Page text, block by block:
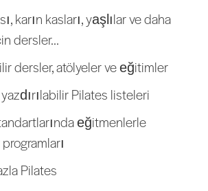
karın kasları, yaşlılar ve daha
dersler...
dersler, atölyeler ve eğitimler
Pilates listeleri
eğitmenlerle
Pilates